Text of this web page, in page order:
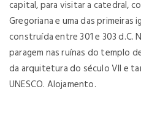
capital, para visitar a catedral,
Gregoriana e uma das primeiras
construída entre 301 e 303 d.C.
paragem nas ruínas do templo
da arquitetura do século VII e
UNESCO. Alojamento.